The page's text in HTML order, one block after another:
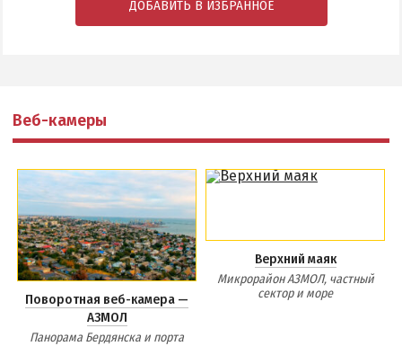
ДОБАВИТЬ В ИЗБРАННОЕ
Веб-камеры
Поворотная веб-камера —
АЗМОЛ
Панорама Бердянска и порта
Верхний маяк
Микрорайон АЗМОЛ, частный
сектор и море